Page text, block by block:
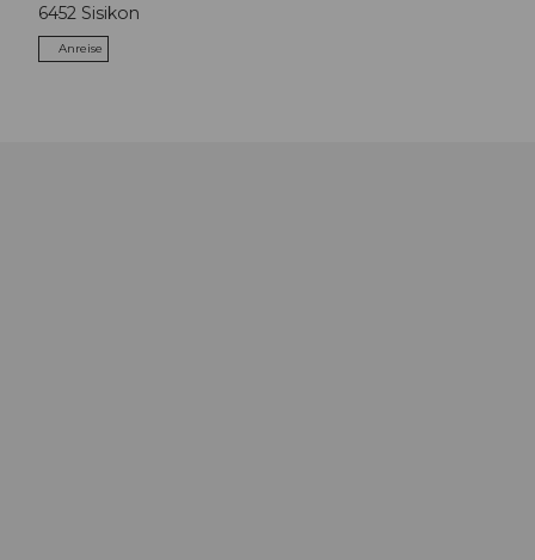
6452 Sisikon
Anreise